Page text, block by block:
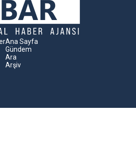
Ana Sayfa
Gündem
Ara
Arşiv